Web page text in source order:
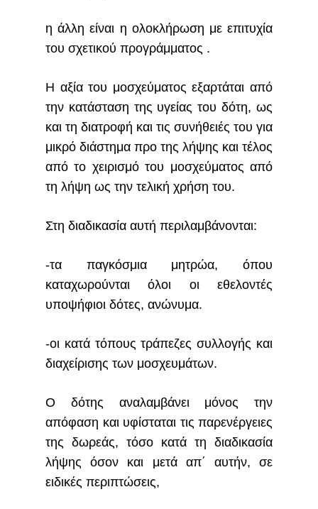
η άλλη είναι η ολοκλήρωση με επιτυχία
του σχετικού προγράμματος .
Η αξία του μοσχεύματος εξαρτάται από
την κατάσταση της υγείας του δότη, ως
και τη διατροφή και τις συνήθειές του για
μικρό διάστημα προ της λήψης και τέλος
από το χειρισμό του μοσχεύματος από
τη λήψη ως την τελική χρήση του.
Στη διαδικασία αυτή περιλαμβάνονται:
-τα παγκόσμια μητρώα, όπου
καταχωρούνται όλοι οι εθελοντές
υποψήφιοι δότες, ανώνυμα.
-οι κατά τόπους τράπεζες συλλογής και
διαχείρισης των μοσχευμάτων.
Ο δότης αναλαμβάνει μόνος την
απόφαση και υφίσταται τις παρενέργειες
της δωρεάς, τόσο κατά τη διαδικασία
λήψης όσον και μετά απ΄ αυτήν, σε
ειδικές περιπτώσεις,